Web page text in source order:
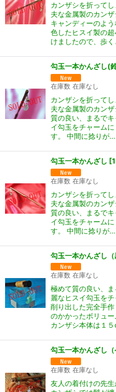
カンザシを折って
夫な金属製のカン
キャンディーのよ
色したヒスイ製の
けましたので、歩
勾玉一本かんざし(
在庫数 在庫なし
カンザシを折って
夫な金属製のカン
質の良い、まるで
イ勾玉をチャーム
す。 中間に捻りが…
勾玉一本かんざし [
在庫数 在庫なし
カンザシを折って
夫な金属製のカン
質の良い、まるで
イ勾玉をチャーム
す。 中間に捻りが…
勾玉一本かんざし（
在庫数 在庫なし
極めて質の良い、
麗なヒスイ勾玉を
削り出した完全手
のかかったボリュー
カンザシ本体は１
勾玉一本かんざし（
在庫数 在庫なし
友人の着付けの先